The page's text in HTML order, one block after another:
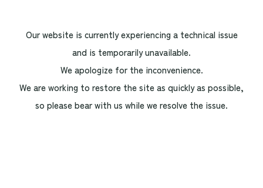
Our website is currently experiencing a technical issue
and is temporarily unavailable.
We apologize for the inconvenience.
We are working to restore the site as quickly as possible,
so please bear with us while we resolve the issue.